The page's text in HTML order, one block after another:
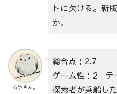
トに欠ける。新
か。
あやさん。
総合点：2.7
ゲーム性：2 テ
探索者が乗船し